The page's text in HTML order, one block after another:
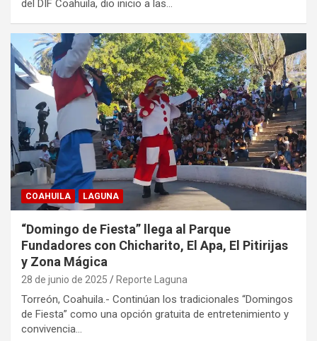
del DIF Coahuila, dio inicio a las…
COAHUILA LAGUNA
“Domingo de Fiesta” llega al Parque
Fundadores con Chicharito, El Apa, El Pitirijas
y Zona Mágica
28 de junio de 2025 Reporte Laguna
Torreón, Coahuila.- Continúan los tradicionales “Domingos
de Fiesta” como una opción gratuita de entretenimiento y
convivencia…